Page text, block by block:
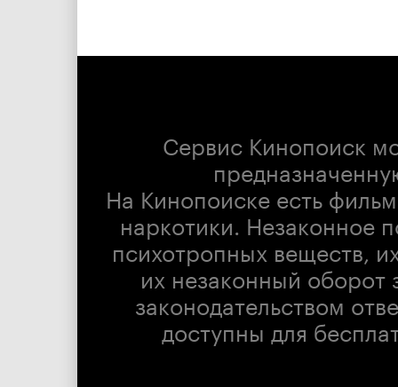
Сервис Кинопоиск
На Кинопоиске есть
наркотики. Незаконное
психотропных веществ,
их незаконный оборот
законодательством
доступны для